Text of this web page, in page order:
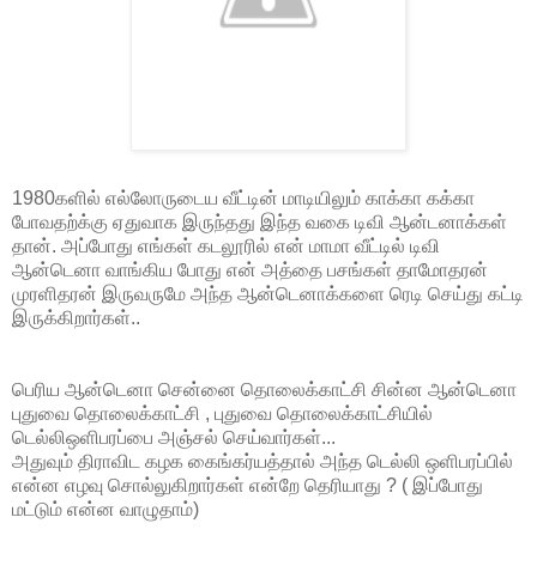
1980களில் எல்லோருடைய வீட்டின் மாடியிலும் காக்கா கக்கா
போவதற்க்கு ஏதுவாக இருந்தது இந்த வகை டிவி ஆன்டனாக்கள்
தான். அப்போது எங்கள் கடலூரில் என் மாமா வீட்டில் டிவி
ஆன்டெனா வாங்கிய போது என் அத்தை பசங்கள் தாமோதரன்
முரளிதரன் இருவருமே அந்த ஆன்டெனாக்களை ரெடி செய்து கட்டி
இருக்கிறார்கள்..
பெரிய ஆன்டெனா சென்னை தொலைக்காட்சி சின்ன ஆன்டெனா
புதுவை தொலைக்காட்சி , புதுவை தொலைக்காட்சியில்
டெல்லிஒளிபரப்பை அஞ்சல் செய்வார்கள்...
அதுவும் திராவிட கழக கைங்கர்யத்தால் அந்த டெல்லி ஒளிபரப்பில்
என்ன எழவு சொல்லுகிறார்கள் என்றே தெரியாது ? ( இப்போது
மட்டும் என்ன வாழுதாம்)